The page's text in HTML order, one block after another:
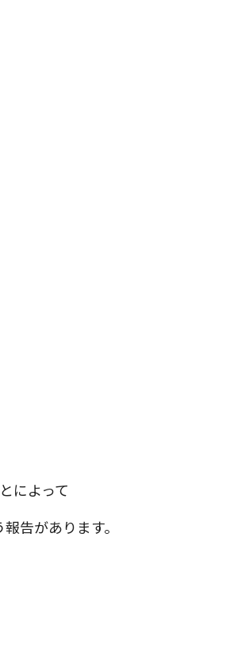
によって
告があります。